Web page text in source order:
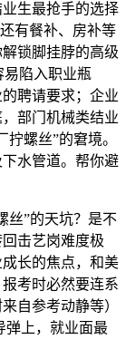
生最抢手的选择
有餐补、房补等
锁脚挂脖的高级
易陷入职业瓶
聘请要求；企业
部门机械类结业
螺丝”的窘境。
水管道。帮你避
”的天坑？是不
击艺岗难度极
长的焦点，和美
考时必然要连系
自参考动静等）
弹上，就业面最